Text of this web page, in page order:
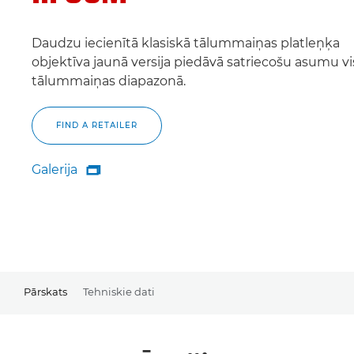
Daudzu iecienītā klasiskā tālummaiņas platleņķa
objektīva jaunā versija piedāvā satriecošu asumu
tālummaiņas diapazonā.
FIND A RETAILER
Galerija
Galerija

Pārskats Tehniskie dati